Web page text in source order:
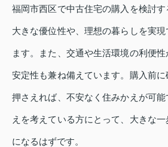
福岡市西区で中古住宅の購入を検討
大きな優位性や、理想の暮らしを実
ます。また、交通や生活環境の利便
安定性も兼ね備えています。購入前
押さえれば、不安なく住みかえが可
えを考えている方にとって、大きな
になるはずです。